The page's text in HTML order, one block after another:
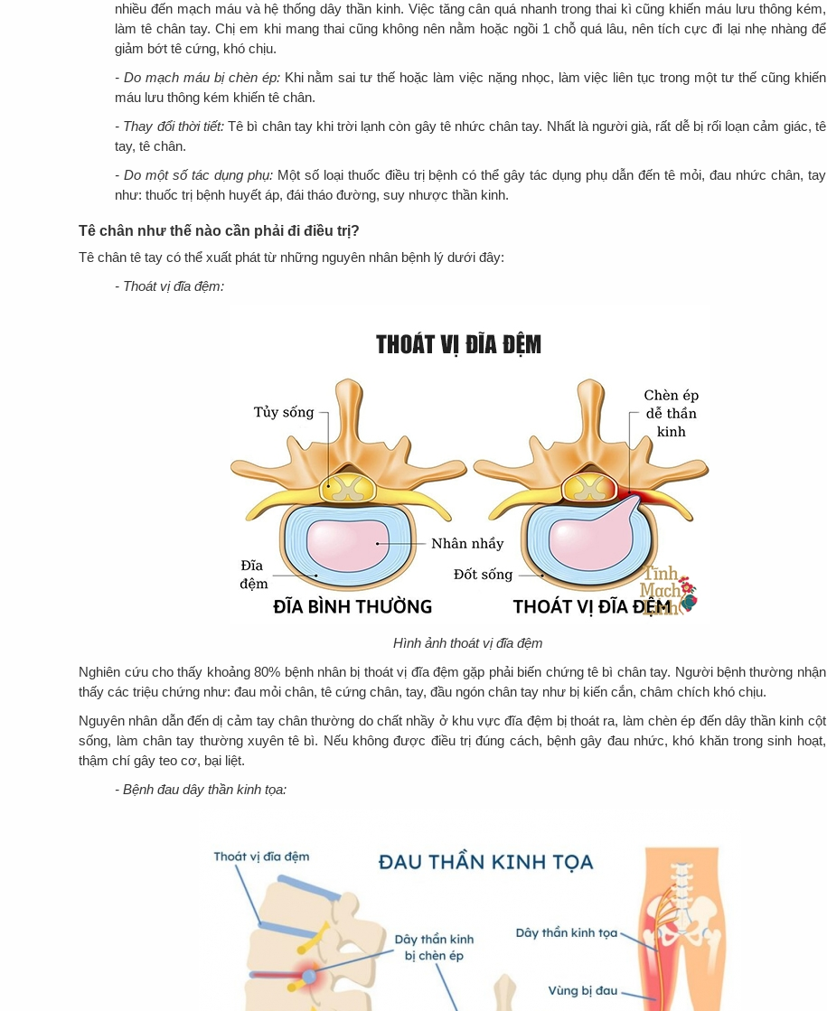
nhiều đến mạch máu và hệ thống dây thần kinh. Việc tăng cân quá nhanh trong thai kì cũng khiến máu lưu thông kém,
làm tê chân tay. Chị em khi mang thai cũng không nên nằm hoặc ngồi 1 chỗ quá lâu, nên tích cực đi lại nhẹ nhàng để
giảm bớt tê cứng, khó chịu.
- Do mạch máu bị chèn ép: Khi nằm sai tư thế hoặc làm việc nặng nhọc, làm việc liên tục trong một tư thế cũng khiến
máu lưu thông kém khiến tê chân.
- Thay đổi thời tiết:Tê bì chân tay khi trời lạnh còn gây tê nhức chân tay. Nhất là người già, rất dễ bị rối loạn cảm giác, tê
tay, tê chân.
- Do một số tác dụng phụ:Một số loại thuốc điều trị bệnh có thể gây tác dụng phụ dẫn đến tê mỏi, đau nhức chân, tay
như: thuốc trị bệnh huyết áp, đái tháo đường, suy nhược thần kinh.
Tê chân như thế nào cần phải đi điều trị?
Tê chân tê tay có thể xuất phát từ những nguyên nhân bệnh lý dưới đây:
- Thoát vị đĩa đệm:
Hình ảnh thoát vị đĩa đệm
Nghiên cứu cho thấy khoảng 80% bệnh nhân bị thoát vị đĩa đệm gặp phải biến chứng tê bì chân tay. Người bệnh thường nhận
thấy các triệu chứng như: đau mỏi chân, tê cứng chân, tay, đầu ngón chân tay như bị kiến cắn, châm chích khó chịu.
Nguyên nhân dẫn đến dị cảm tay chân thường do chất nhầy ở khu vực đĩa đệm bị thoát ra, làm chèn ép đến dây thần kinh cột
sống, làm chân tay thường xuyên tê bì. Nếu không được điều trị đúng cách, bệnh gây đau nhức, khó khăn trong sinh hoạt,
thậm chí gây teo cơ, bại liệt.
- Bệnh đau dây thần kinh tọa: